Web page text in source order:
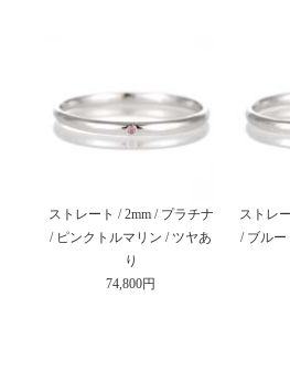
ストレート / 2mm / プラチナ
/ ピンクトルマリン / ツヤあ
り
74,800円
ストレ
/ ブルー